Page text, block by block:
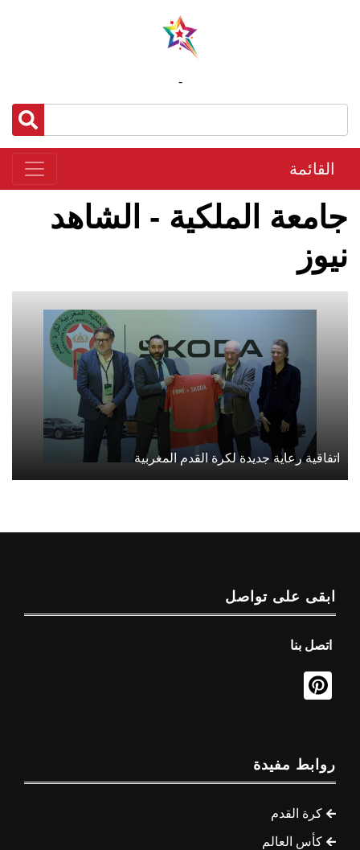
-
القائمة
جامعة الملكية - الشاهد
نيوز
اتفاقية رعاية جديدة لكرة القدم المغربية
ابقى على تواصل
اتصل بنا
روابط مفيدة
كرة القدم
كأس العالم